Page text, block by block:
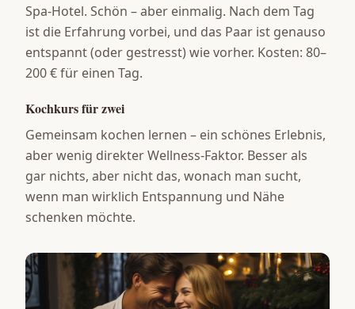
Spa-Hotel. Schön – aber einmalig. Nach dem Tag
ist die Erfahrung vorbei, und das Paar ist genauso
entspannt (oder gestresst) wie vorher. Kosten: 80–
200 € für einen Tag.
Kochkurs für zwei
Gemeinsam kochen lernen – ein schönes Erlebnis,
aber wenig direkter Wellness-Faktor. Besser als
gar nichts, aber nicht das, wonach man sucht,
wenn man wirklich Entspannung und Nähe
schenken möchte.